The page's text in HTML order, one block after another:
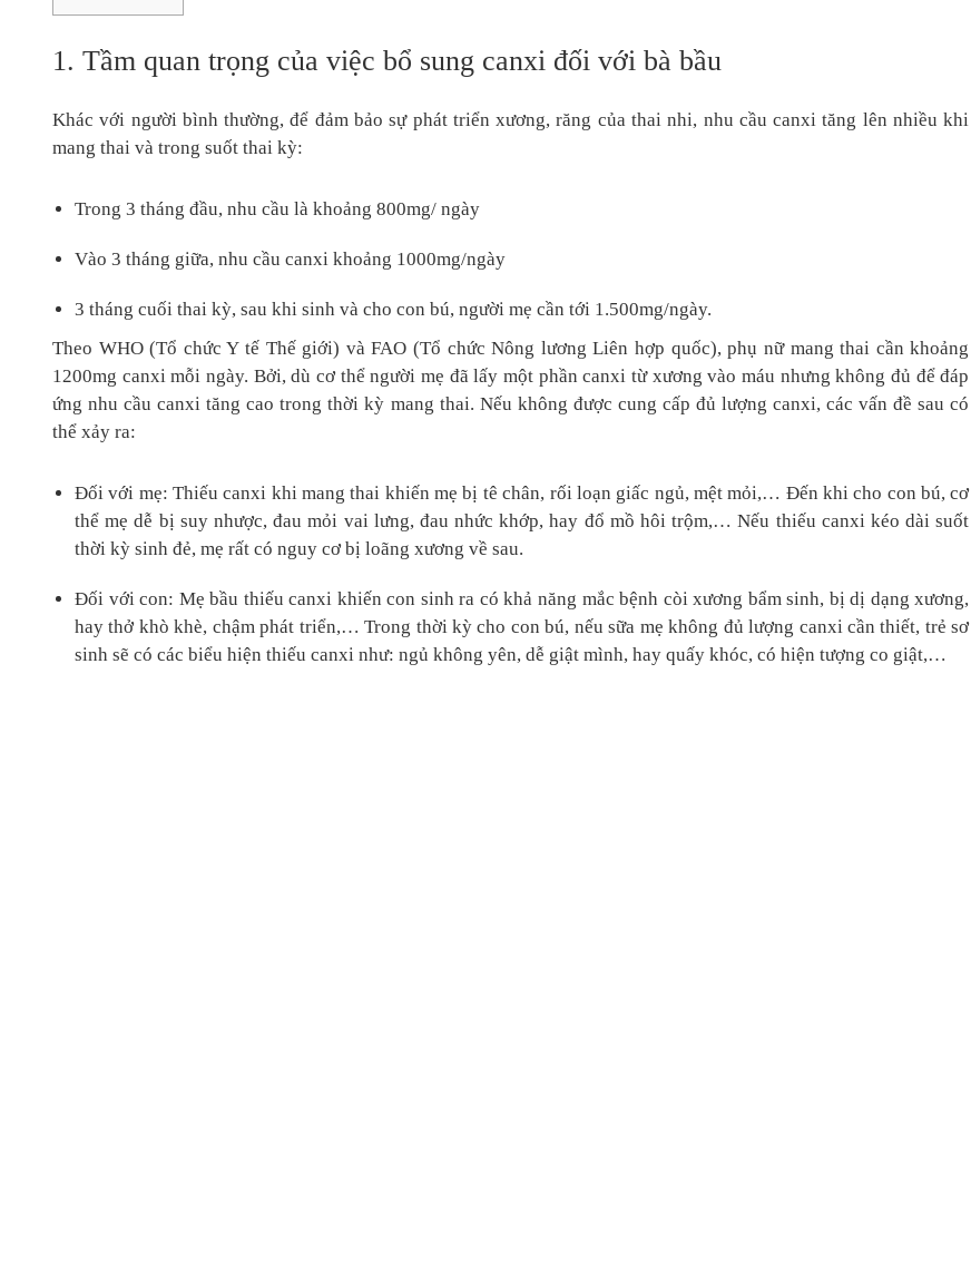
1. Tầm quan trọng của việc bổ sung canxi đối với bà bầu
Khác với người bình thường, để đảm bảo sự phát triển xương, răng của thai nhi, nhu cầu canxi tăng lên nhiều khi
mang thai và trong suốt thai kỳ:
Trong 3 tháng đầu, nhu cầu là khoảng 800mg/ ngày
Vào 3 tháng giữa, nhu cầu canxi khoảng 1000mg/ngày
3 tháng cuối thai kỳ, sau khi sinh và cho con bú, người mẹ cần tới 1.500mg/ngày.
Theo WHO (Tổ chức Y tế Thế giới) và FAO (Tổ chức Nông lương Liên hợp quốc), phụ nữ mang thai cần khoảng
1200mg canxi mỗi ngày. Bởi, dù cơ thể người mẹ đã lấy một phần canxi từ xương vào máu nhưng không đủ để đáp
ứng nhu cầu canxi tăng cao trong thời kỳ mang thai. Nếu không được cung cấp đủ lượng canxi, các vấn đề sau có
thể xảy ra:
Đối với mẹ: Thiếu canxi khi mang thai khiến mẹ bị tê chân, rối loạn giấc ngủ, mệt mỏi,… Đến khi cho con bú, cơ
thể mẹ dễ bị suy nhược, đau mỏi vai lưng, đau nhức khớp, hay đổ mồ hôi trộm,… Nếu thiếu canxi kéo dài suốt
thời kỳ sinh đẻ, mẹ rất có nguy cơ bị loãng xương về sau.
Đối với con: Mẹ bầu thiếu canxi khiến con sinh ra có khả năng mắc bệnh còi xương bẩm sinh, bị dị dạng xương,
hay thở khò khè, chậm phát triển,… Trong thời kỳ cho con bú, nếu sữa mẹ không đủ lượng canxi cần thiết, trẻ sơ
sinh sẽ có các biểu hiện thiếu canxi như: ngủ không yên, dễ giật mình, hay quấy khóc, có hiện tượng co giật,…